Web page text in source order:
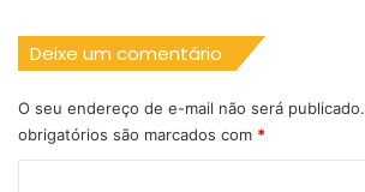
Deixe um comentário
O seu endereço de e-mail não será publicado.
obrigatórios são marcados com *